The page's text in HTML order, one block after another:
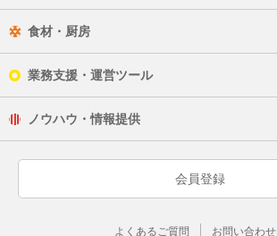
食材・厨房
業務支援・運営ツール
ノウハウ・情報提供
会員登録
よくあるご質問 お問い合わせ